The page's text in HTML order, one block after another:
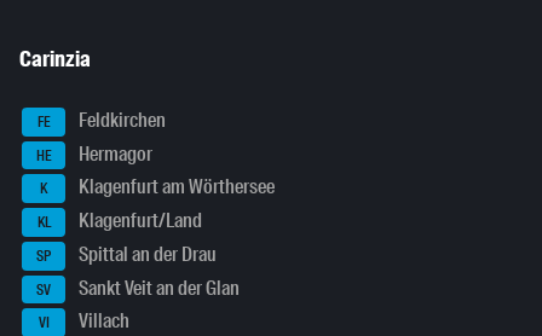
Carinzia
FE Feldkirchen
HE Hermagor
K Klagenfurt am Wörthersee
KL Klagenfurt/Land
SP Spittal an der Drau
SV Sankt Veit an der Glan
VI Villach